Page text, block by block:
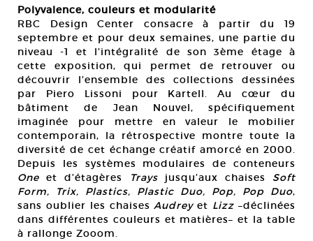
Polyvalence, couleurs et modularité
RBC Design Center consacre à partir du 19
septembre et pour deux semaines, une partie du
niveau -1 et l’intégralité de son 3ème étage à
cette exposition, qui permet de retrouver ou
découvrir l’ensemble des collections dessinées
par Piero Lissoni pour Kartell. Au cœur du
bâtiment de Jean Nouvel, spécifiquement
imaginée pour mettre en valeur le mobilier
contemporain, la rétrospective montre toute la
diversité de cet échange créatif amorcé en 2000.
Depuis les systèmes modulaires de conteneurs
One et d’étagères Trays jusqu’aux chaises Soft
Form, Trix, Plastics, Plastic Duo, Pop, Pop Duo,
sans oublier les chaises Audreyet Lizz–déclinées
dans différentes couleurs et matières– et la table
à rallonge Zooom.